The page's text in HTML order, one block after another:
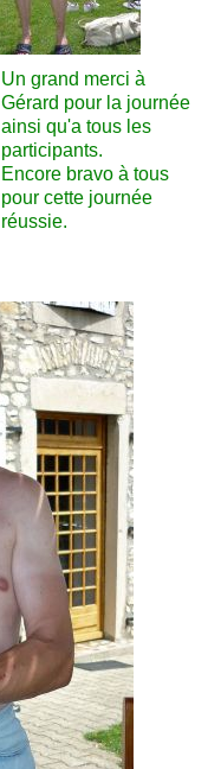
Un grand merci à
Gérard pour la journée
ainsi qu'a tous les
participants.
Encore bravo à tous
pour cette journée
réussie.